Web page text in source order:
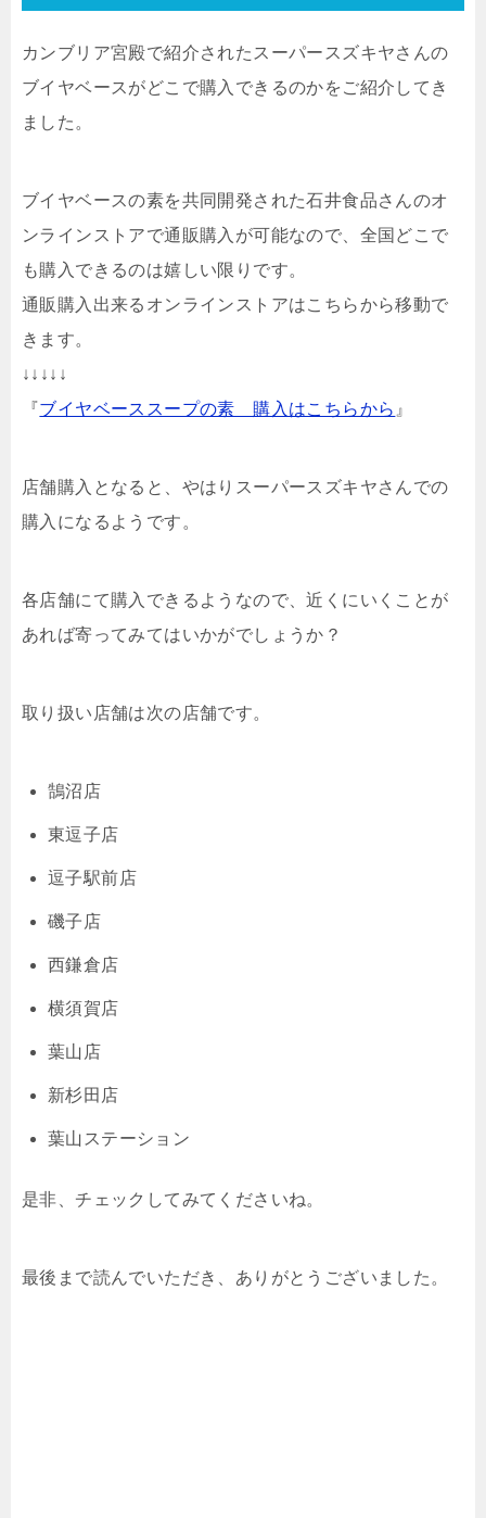
カンブリア宮殿で紹介されたスーパースズキヤさんの
ブイヤベースがどこで購入できるのかをご紹介してき
ました。
ブイヤベースの素を共同開発された石井食品さんのオ
ンラインストアで通販購入が可能なので、全国どこで
も購入できるのは嬉しい限りです。
通販購入出来るオンラインストアはこちらから移動で
きます。
↓↓↓↓↓
『ブイヤベーススープの素 購入はこちらから 』
店舗購入となると、やはりスーパースズキヤさんでの
購入になるようです。
各店舗にて購入できるようなので、近くにいくことが
あれば寄ってみてはいかがでしょうか？
取り扱い店舗は次の店舗です。
鵠沼店
東逗子店
逗子駅前店
磯子店
西鎌倉店
横須賀店
葉山店
新杉田店
葉山ステーション
是非、チェックしてみてくださいね。
最後まで読んでいただき、ありがとうございました。